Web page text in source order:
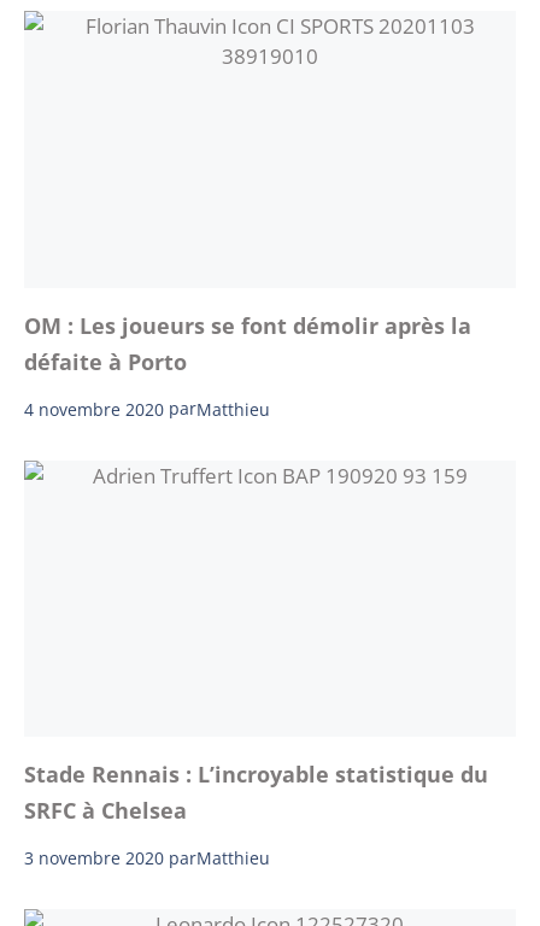
OM : Les joueurs se font démolir après la
défaite à Porto
4 novembre 2020 parMatthieu
Stade Rennais : L’incroyable statistique du
SRFC à Chelsea
3 novembre 2020 parMatthieu